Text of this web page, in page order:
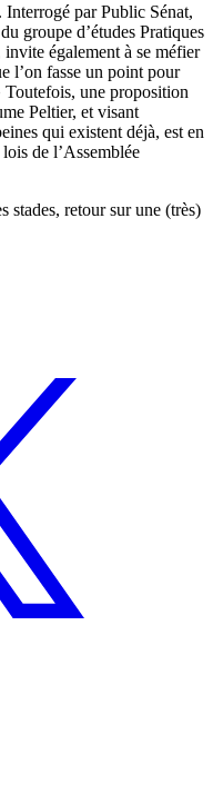
Interrogé par Public Sénat,
groupe d’études Pratiques
également à se méfier
l’on fasse un point pour
Toutefois, une proposition
Peltier, et visant
qui existent déjà, est en
de l’Assemblée
stades, retour sur une (très)